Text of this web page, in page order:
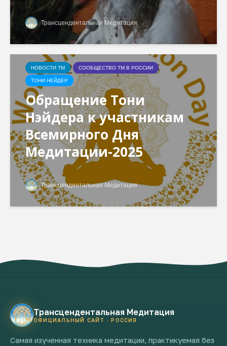
Трансцендентальная Медитация
НОВОСТИ ТМ СООБЩЕСТВО ТМ В РОССИИ
ТОНИ НЕЙДЕР
Обращение Тони
Нэйдера к участникам
Всемирного Дня
Медитации-2025
Трансцендентальная Медитация
Трансцендентальная Медитация
ОФИЦИАЛЬНЫЙ САЙТ · РОССИЯ
Самая изученная техника медитации, практикуемая без